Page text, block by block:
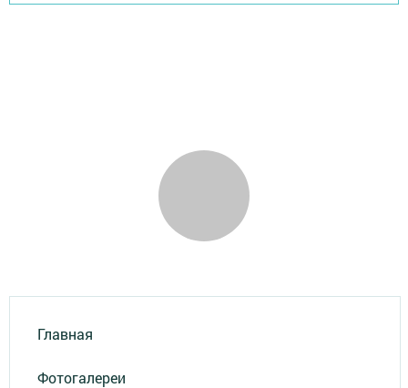
Главная
Фотогалереи